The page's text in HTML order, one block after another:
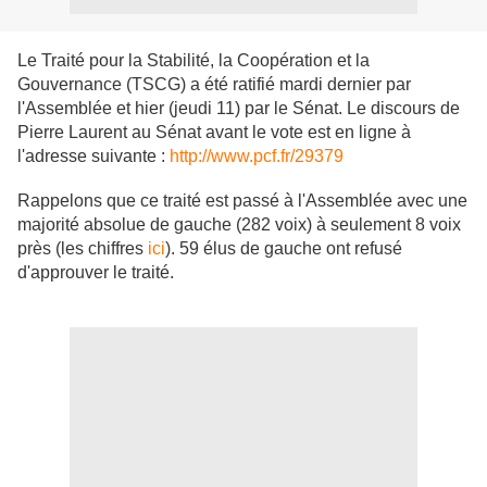
Le Traité pour la Stabilité, la Coopération et la
Gouvernance (TSCG) a été ratifié mardi dernier par
l'Assemblée et hier (jeudi 11) par le Sénat. Le discours de
Pierre Laurent au Sénat avant le vote est en ligne à
l'adresse suivante : http://www.pcf.fr/29379
Rappelons que ce traité est passé à l'Assemblée avec une
majorité absolue de gauche (282 voix) à seulement 8 voix
près (les chiffres ici). 59 élus de gauche ont refusé
d'approuver le traité.